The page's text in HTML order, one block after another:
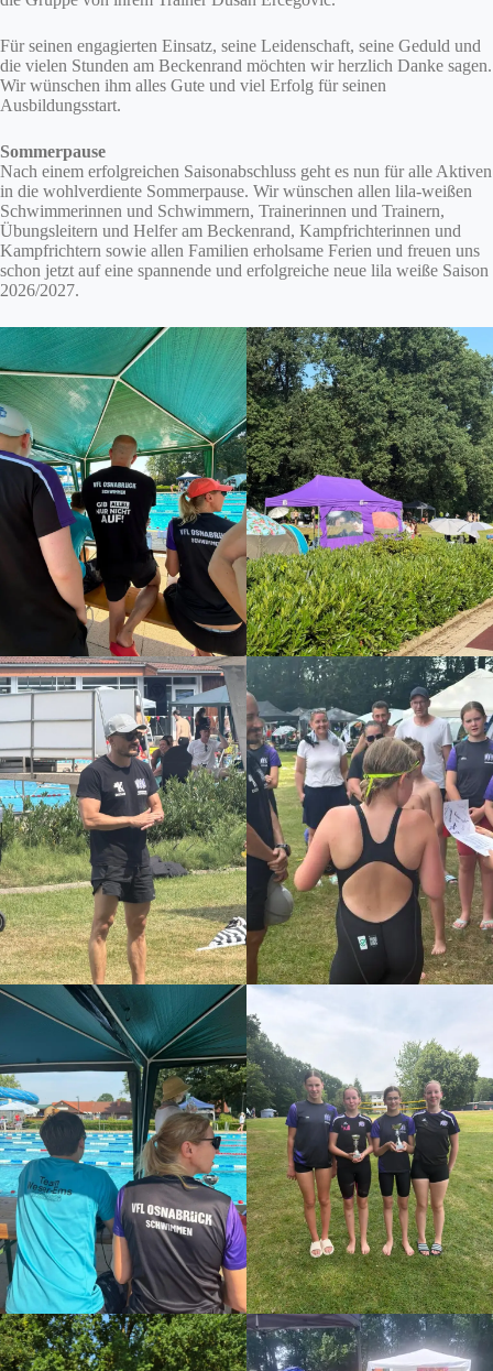
Für seinen engagierten Einsatz, seine Leidenschaft, seine Geduld und
die vielen Stunden am Beckenrand möchten wir herzlich Danke sagen.
Wir wünschen ihm alles Gute und viel Erfolg für seinen
Ausbildungsstart.
Sommerpause
Nach einem erfolgreichen Saisonabschluss geht es nun für alle Aktiven
in die wohlverdiente Sommerpause. Wir wünschen allen lila-weißen
Schwimmerinnen und Schwimmern, Trainerinnen und Trainern,
Übungsleitern und Helfer am Beckenrand, Kampfrichterinnen und
Kampfrichtern sowie allen Familien erholsame Ferien und freuen uns
schon jetzt auf eine spannende und erfolgreiche neue lila weiße Saison
2026/2027.